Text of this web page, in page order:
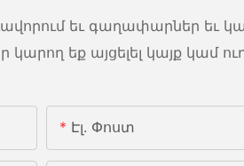
եւ գաղափարներ եւ
կարող եք այցելել կայք կամ
Էլ. Փոստ